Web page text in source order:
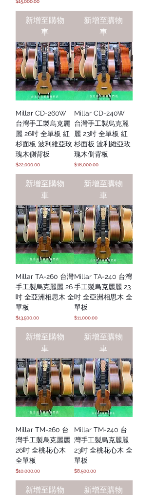
$15,000.00
新增至購物
車
新增至購物
車
Millar CD-260W
台灣手工製烏克麗
麗 26吋 全單板 紅
杉面板 波利維亞玫
瑰木側背板
價格
$22,000.00
新增至購物
車
Millar CD-240W
台灣手工製烏克麗
麗 23吋 全單板 紅
杉面板 波利維亞玫
瑰木側背板
價格
$18,000.00
新增至購物
車
Millar TA-260 台灣
手工製烏克麗麗 26
吋 全亞洲相思木 全
單板
價格
$13,500.00
新增至購物
車
Millar TA-240 台灣
手工製烏克麗麗 23
吋 全亞洲相思木 全
單板
價格
$11,000.00
新增至購物
車
Millar TM-260 台
灣手工製烏克麗麗
26吋 全桃花心木
全單板
價格
$10,000.00
新增至購物
Millar TM-240 台
灣手工製烏克麗麗
23吋 全桃花心木 全
單板
價格
$8,500.00
新增至購物